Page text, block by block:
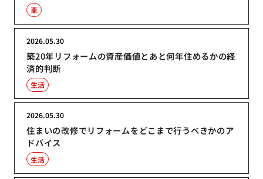
車
築20年リフォームの資産価値とあと何年住めるかの経
済的判断
2026.05.30
生活
住まいの改修でリフォームをどこまで行うべきかのア
ドバイス
2026.05.30
生活